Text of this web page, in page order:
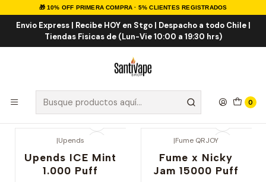
🎁 10% OFF PRIMERA COMPRA · 5% CLIENTES REGISTRADOS
Envio Express | Recibe HOY en Stgo | Despacho a todo Chile |
Tiendas Fisicas de (Lun-Vie 10:00 a 19:30 hrs)
0
Inicio OFERTAS DESECHABLES
DESECHABLES
Vaporizadores Desechables en oferta sin cambio ni
devoluciones.
|Upends
Upends ICE Mint
1.000 Puff
|Fume QRJOY
Fume x Nicky
Jam 15000 Puff